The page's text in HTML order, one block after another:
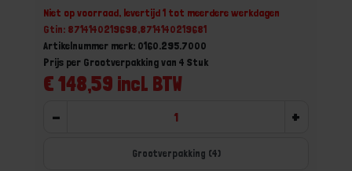
Niet op voorraad, levertijd 1 tot meerdere werkdagen
Gtin: 8714140219698,8714140219681
Artikelnummer merk: 0160.295.7000
€ 148,59 incl. BTW
Prijs per Grootverpakking van 4 Stuk
- +
Grootverpakking (4)